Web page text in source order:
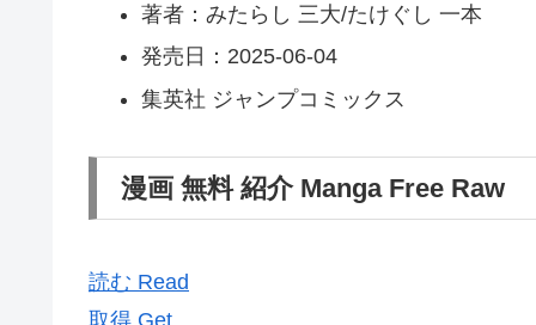
著者：みたらし 三大/たけぐし 一本
発売日：2025-06-04
集英社 ジャンプコミックス
漫画 無料 紹介 Manga Free Raw
読む Read
取得 Get